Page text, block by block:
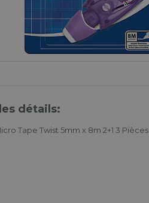
détails:
Tape Twist 5mm x 8m 2+1 3 Pièces